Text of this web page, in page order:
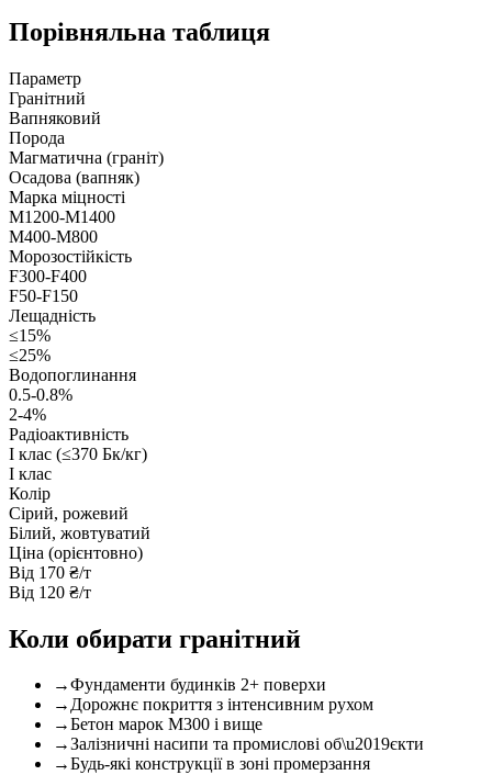
Порівняльна таблиця
Параметр
Гранітний
Вапняковий
Порода
Магматична (граніт)
Осадова (вапняк)
Марка міцності
М1200-М1400
М400-М800
Морозостійкість
F300-F400
F50-F150
Лещадність
≤15%
≤25%
Водопоглинання
0.5-0.8%
2-4%
Радіоактивність
I клас (≤370 Бк/кг)
I клас
Колір
Сірий, рожевий
Білий, жовтуватий
Ціна (орієнтовно)
Від 170 ₴/т
Від 120 ₴/т
Коли обирати гранітний
→Фундаменти будинків 2+ поверхи
→Дорожнє покриття з інтенсивним рухом
→Бетон марок М300 і вище
→Залізничні насипи та промислові об\u2019єкти
→Будь-які конструкції в зоні промерзання